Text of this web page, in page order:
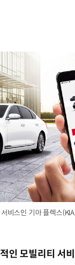
비스인 기아 플렉스
인 모빌리티 서